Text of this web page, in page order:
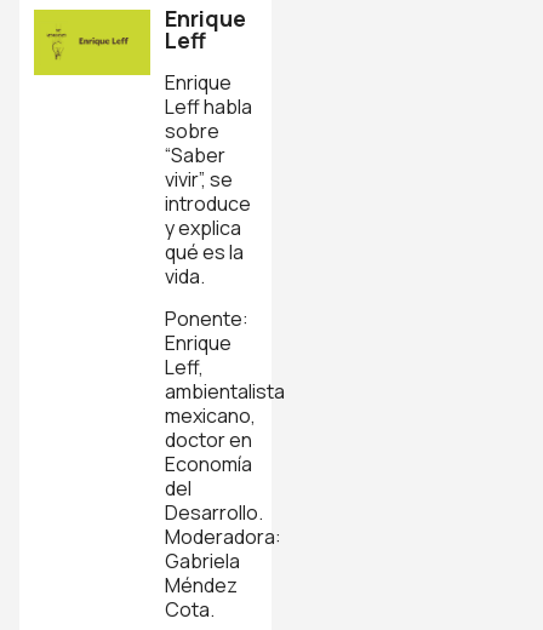
Enrique
Leff
Enrique
Leff habla
sobre
“Saber
vivir”, se
introduce
y explica
qué es la
vida.
Ponente:
Enrique
Leff,
ambientalista
mexicano,
doctor en
Economía
del
Desarrollo.
Moderadora:
Gabriela
Méndez
Cota.